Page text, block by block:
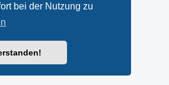
bei der Nutzung zu